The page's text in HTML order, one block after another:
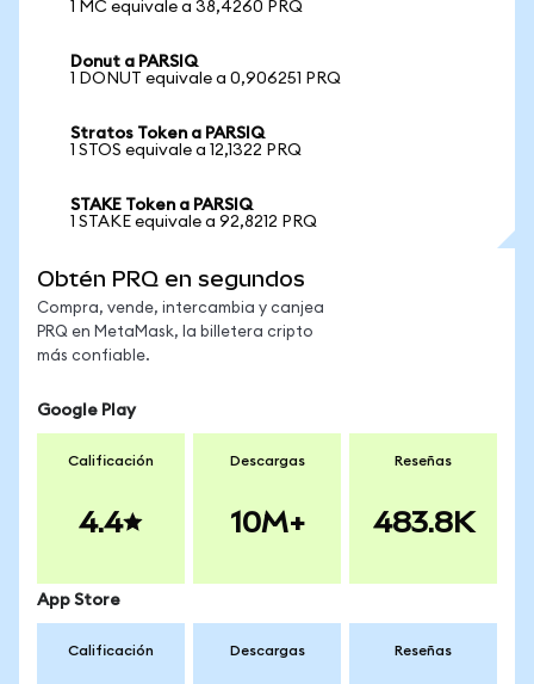
1 MC equivale a 38,4260 PRQ
Donut a PARSIQ
1 DONUT equivale a 0,906251 PRQ
Stratos Token a PARSIQ
1 STOS equivale a 12,1322 PRQ
STAKE Token a PARSIQ
1 STAKE equivale a 92,8212 PRQ
Obtén PRQ en segundos
Compra, vende, intercambia y canjea
PRQ en MetaMask, la billetera cripto
más confiable.
Google Play
Calificación
4.4
Descargas
10M+
Reseñas
483.8K
App Store
Calificación Descargas Reseñas